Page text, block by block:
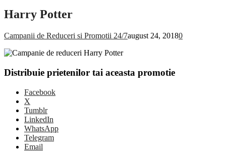
Harry Potter
Campanii de Reduceri si Promotii 24/7august 24, 20180
Distribuie prietenilor tai aceasta promotie
Facebook
X
Tumblr
LinkedIn
WhatsApp
Telegram
Email